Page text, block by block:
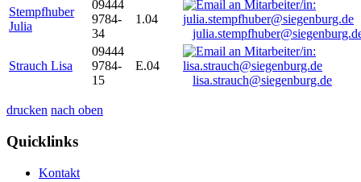
Stempfhuber
Julia
09444
9784-
34
1.04
Strauch Lisa
09444
9784-
15
E.04
lisa.strauch@siegenburg.de
drucken nach oben
Quicklinks
Kontakt